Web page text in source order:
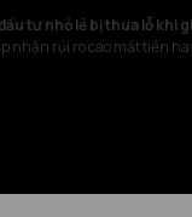
tư nhỏ lẻ bị thua lỗ khi
nhận rủi ro cao mất tiền